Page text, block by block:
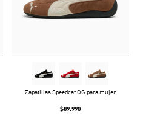
Zapatillas Speedcat OG para mujer
$89.990